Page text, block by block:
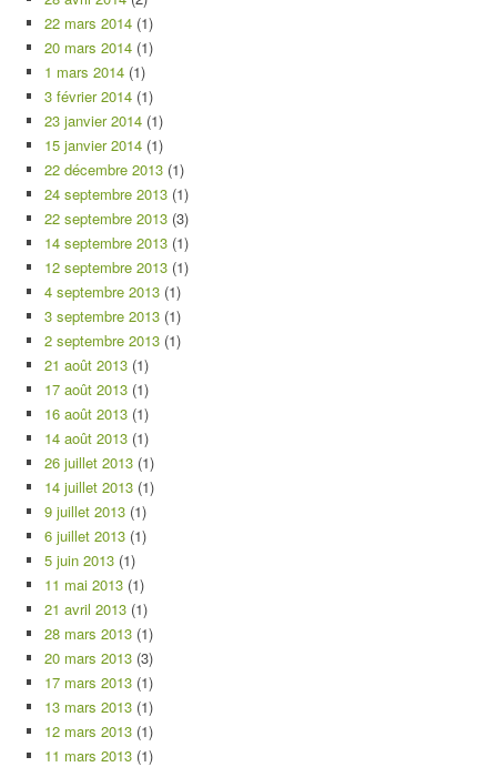
22 mars 2014 (1)
20 mars 2014 (1)
1 mars 2014 (1)
3 février 2014 (1)
23 janvier 2014 (1)
15 janvier 2014 (1)
22 décembre 2013 (1)
24 septembre 2013 (1)
22 septembre 2013 (3)
14 septembre 2013 (1)
12 septembre 2013 (1)
4 septembre 2013 (1)
3 septembre 2013 (1)
2 septembre 2013 (1)
21 août 2013 (1)
17 août 2013 (1)
16 août 2013 (1)
14 août 2013 (1)
26 juillet 2013 (1)
14 juillet 2013 (1)
9 juillet 2013 (1)
6 juillet 2013 (1)
5 juin 2013 (1)
11 mai 2013 (1)
21 avril 2013 (1)
28 mars 2013 (1)
20 mars 2013 (3)
17 mars 2013 (1)
13 mars 2013 (1)
12 mars 2013 (1)
11 mars 2013 (1)